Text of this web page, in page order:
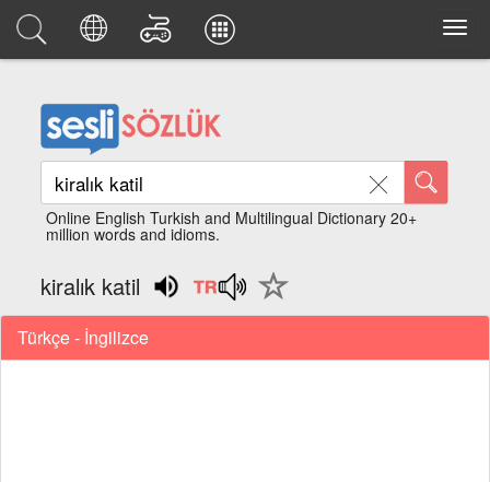
Online English Turkish and Multilingual Dictionary 20+
million words and idioms.
kiralık katil
Türkçe - İngilizce